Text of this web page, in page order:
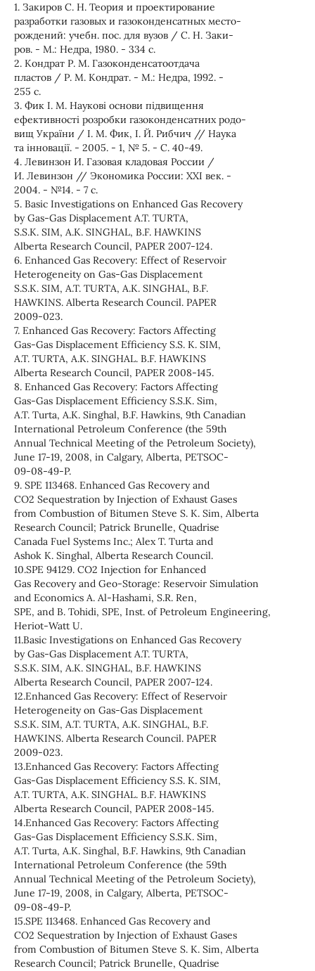
1. Закиров С. Н. Теория и проектирование
разработки газовых и газоконденсатных место-
рождений: учебн. пос. для вузов / С. Н. Заки-
ров. - М.: Недра, 1980. - 334 с.
2. Кондрат Р. М. Газоконденсатоотдача
пластов / Р. М. Кондрат. - М.: Недра, 1992. -
255 с.
3. Фик І. М. Наукові основи підвищення
ефективності розробки газоконденсатних родо-
вищ України / І. М. Фик, І. Й. Рибчич // Наука
та інновації. - 2005. - 1, № 5. - С. 40-49.
4. Левинзон И. Газовая кладовая России /
И. Левинзон // Экономика России: ХХІ век. -
2004. - №14. - 7 с.
5. Basic Investigations on Enhanced Gas Recovery
by Gas-Gas Displacement A.T. TURTA,
S.S.K. SIM, A.K. SINGHAL, B.F. HAWKINS
Alberta Research Council, PAPER 2007-124.
6. Enhanced Gas Recovery: Effect of Reservoir
Heterogeneity on Gas-Gas Displacement
S.S.K. SIM, A.T. TURTA, A.K. SINGHAL, B.F.
HAWKINS. Alberta Research Council. PAPER
2009-023.
7. Enhanced Gas Recovery: Factors Affecting
Gas-Gas Displacement Efficiency S.S. K. SIM,
A.T. TURTA, A.K. SINGHAL. B.F. HAWKINS
Alberta Research Council, PAPER 2008-145.
8. Enhanced Gas Recovery: Factors Affecting
Gas-Gas Displacement Efficiency S.S.K. Sim,
A.T. Turta, A.K. Singhal, B.F. Hawkins, 9th Canadian
International Petroleum Conference (the 59th
Annual Technical Meeting of the Petroleum Society),
June 17-19, 2008, in Calgary, Alberta, PETSOC-
09-08-49-P.
9. SPE 113468. Enhanced Gas Recovery and
CO2 Sequestration by Injection of Exhaust Gases
from Combustion of Bitumen Steve S. K. Sim, Alberta
Research Council; Patrick Brunelle, Quadrise
Canada Fuel Systems Inc.; Alex T. Turta and
Ashok K. Singhal, Alberta Research Council.
10.SPE 94129. CO2 Injection for Enhanced
Gas Recovery and Geo-Storage: Reservoir Simulation
and Economics A. Al-Hashami, S.R. Ren,
SPE, and B. Tohidi, SPE, Inst. of Petroleum Engineering,
Heriot-Watt U.
11.Basic Investigations on Enhanced Gas Recovery
by Gas-Gas Displacement A.T. TURTA,
S.S.K. SIM, A.K. SINGHAL, B.F. HAWKINS
Alberta Research Council, PAPER 2007-124.
12.Enhanced Gas Recovery: Effect of Reservoir
Heterogeneity on Gas-Gas Displacement
S.S.K. SIM, A.T. TURTA, A.K. SINGHAL, B.F.
HAWKINS. Alberta Research Council. PAPER
2009-023.
13.Enhanced Gas Recovery: Factors Affecting
Gas-Gas Displacement Efficiency S.S. K. SIM,
A.T. TURTA, A.K. SINGHAL. B.F. HAWKINS
Alberta Research Council, PAPER 2008-145.
14.Enhanced Gas Recovery: Factors Affecting
Gas-Gas Displacement Efficiency S.S.K. Sim,
A.T. Turta, A.K. Singhal, B.F. Hawkins, 9th Canadian
International Petroleum Conference (the 59th
Annual Technical Meeting of the Petroleum Society),
June 17-19, 2008, in Calgary, Alberta, PETSOC-
09-08-49-P.
15.SPE 113468. Enhanced Gas Recovery and
CO2 Sequestration by Injection of Exhaust Gases
from Combustion of Bitumen Steve S. K. Sim, Alberta
Research Council; Patrick Brunelle, Quadrise